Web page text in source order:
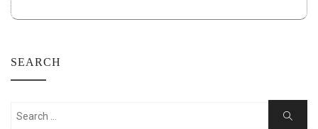
SEARCH
Search
Search